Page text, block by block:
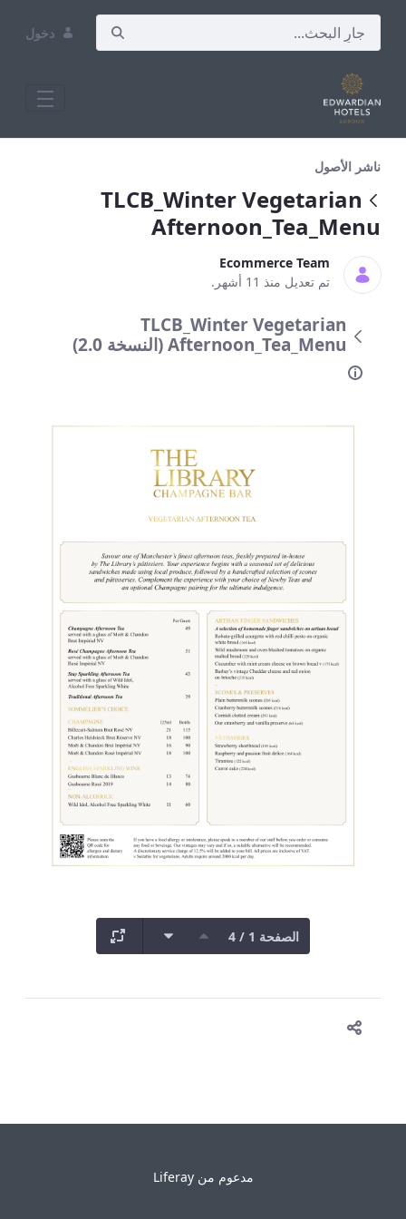
دخول
ناشر الأصول
TLCB_Winter Vegetarian
Afternoon_Tea_Menu
Ecommerce Team
تم تعديل منذ 11 أشهر.
TLCB_Winter Vegetarian
Afternoon_Tea_Menu (النسخة 2.0)
الصفحة 1 / 4
مدعوم منLiferay